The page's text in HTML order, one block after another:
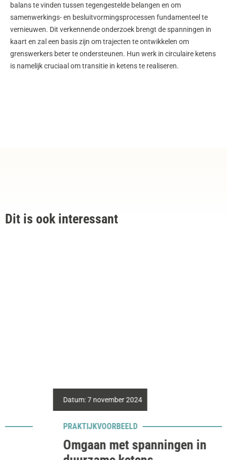
balans te vinden tussen tegengestelde belangen en om
samenwerkings- en besluitvormingsprocessen fundamenteel te
vernieuwen. Dit verkennende onderzoek brengt de spanningen in
kaart en zal een basis zijn om trajecten te ontwikkelen om
grenswerkers beter te ondersteunen. Hun werk in circulaire ketens
is namelijk cruciaal om transitie in ketens te realiseren.
Dit is ook interessant
7 november 2024
PRAKTIJKVOORBEELD
Omgaan met spanningen in